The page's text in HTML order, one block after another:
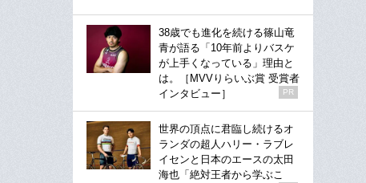
38歳でも進化を続ける篠山竜
青が語る「10年前よりバスケ
が上手くなっている」理由と
は。［MVVりらいぶ賞 受賞者
インタビュー］
PR
世界の頂点に君臨し続けるオ
ランダの超人ハリー・ラブレ
イセンと日本のエースの太田
海也「絶対王者から学ぶこ